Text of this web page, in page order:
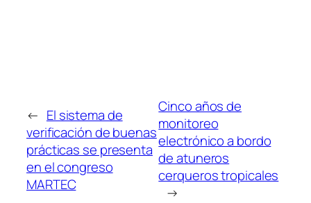
← El sistema de
verificación de buenas
prácticas se presenta
en el congreso
MARTEC
Cinco años de
monitoreo
electrónico a bordo
de atuneros
cerqueros tropicales
→